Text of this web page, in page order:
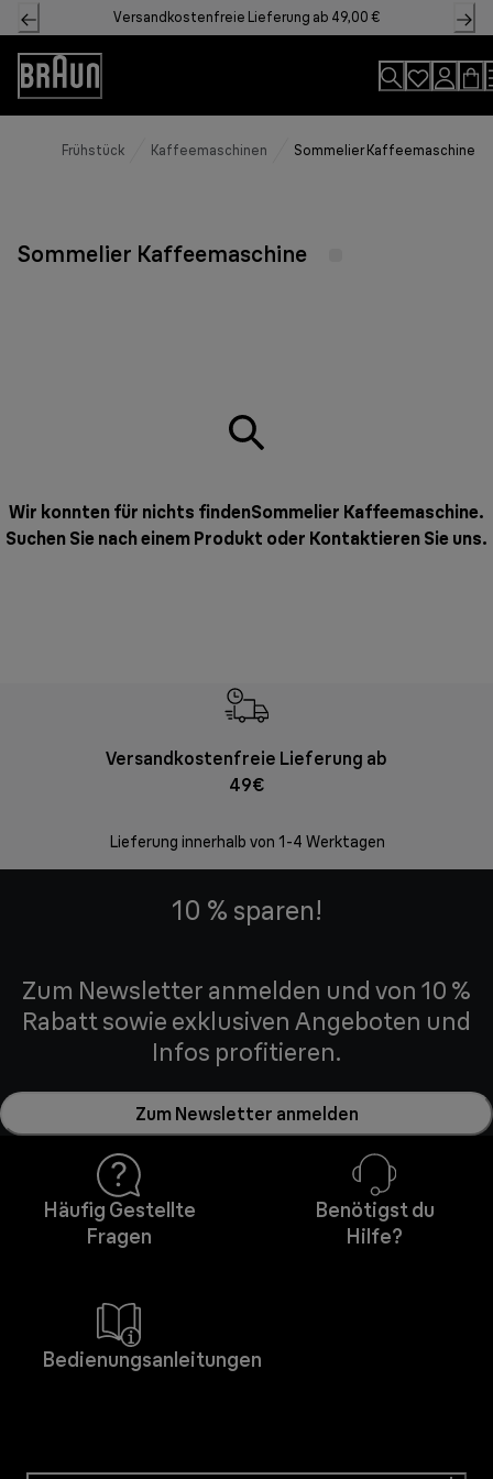
Skip
to
Content
Versandkostenfreie Lieferung ab 49,00 €
Accessibility
Statement
Frühstück Kaffeemaschinen Sommelier Kaffeemaschine
Sommelier Kaffeemaschine
Wir konnten für nichts findenSommelier Kaffeemaschine.
Suchen Sie nach einem Produkt oder Kontaktieren Sie uns.
Versandkostenfreie Lieferung ab
49€
Lieferung innerhalb von 1-4 Werktagen
10 % sparen!
Zum Newsletter anmelden und von 10 %
Rabatt sowie exklusiven Angeboten und
Infos profitieren.
Zum Newsletter anmelden
Häufig Gestellte
Fragen
Benötigst du
Hilfe?
Bedienungsanleitungen